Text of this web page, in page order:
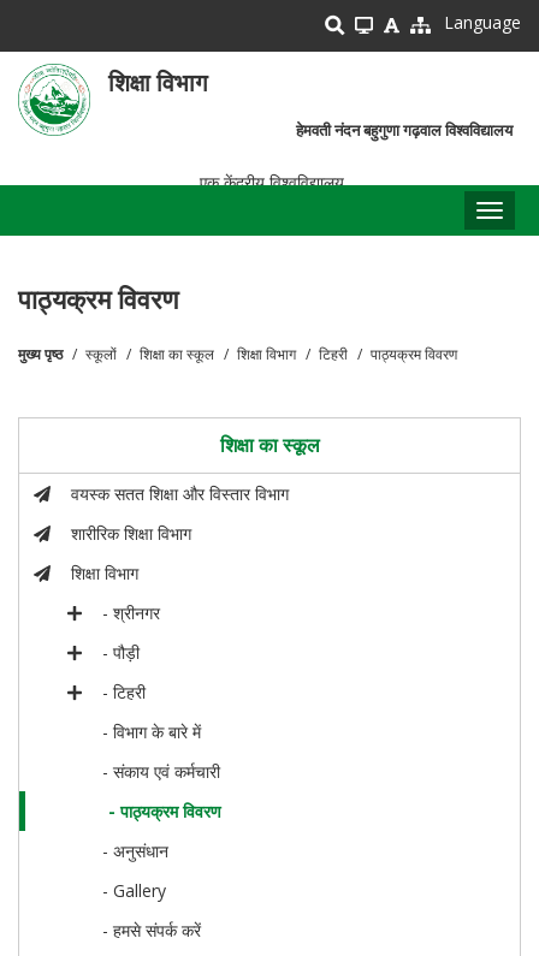
main
content
Language
शिक्षा विभाग
हेमवती नंदन बहुगुणा गढ़वाल विश्वविद्यालय
एक केंद्रीय विश्वविद्यालय
पाठ्यक्रम विवरण
मुख्य पृष्ठ स्कूलों शिक्षा का स्कूल शिक्षा विभाग टिहरी पाठ्यक्रम विवरण
शिक्षा का स्कूल
वयस्क सतत शिक्षा और विस्तार विभाग
शारीरिक शिक्षा विभाग
शिक्षा विभाग
- श्रीनगर
- पौड़ी
- टिहरी
- विभाग के बारे में
- संकाय एवं कर्मचारी
- पाठ्यक्रम विवरण
- अनुसंधान
- Gallery
- हमसे संपर्क करें